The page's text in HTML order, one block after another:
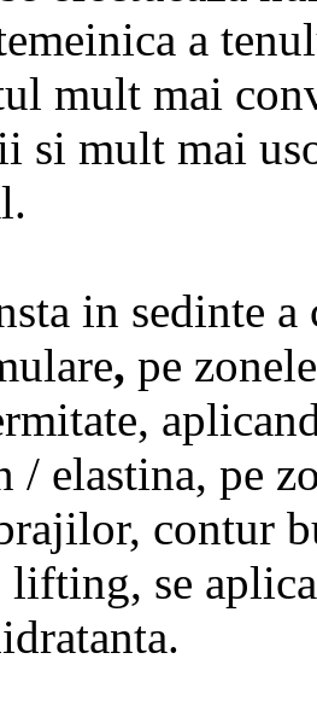
a
mult mai
si mult mai
in sedinte
, pe
/ elastina, pe
contur
lifting, se